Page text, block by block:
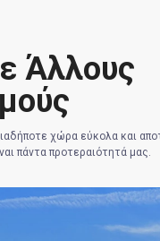
Άλλους
χώρα εύκολα και
πάντα προτεραιότητά μας.